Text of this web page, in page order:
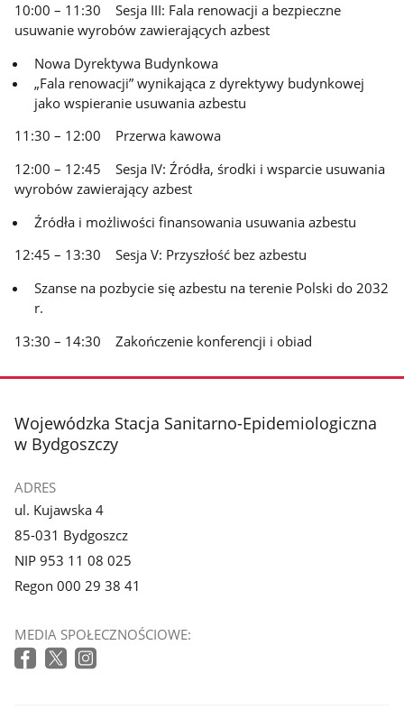
10:00 – 11:30 Sesja III: Fala renowacji a bezpieczne
usuwanie wyrobów zawierających azbest
Nowa Dyrektywa Budynkowa
„Fala renowacji” wynikająca z dyrektywy budynkowej
jako wspieranie usuwania azbestu
11:30 – 12:00 Przerwa kawowa
12:00 – 12:45 Sesja IV: Źródła, środki i wsparcie usuwania
wyrobów zawierający azbest
Źródła i możliwości finansowania usuwania azbestu
12:45 – 13:30 Sesja V: Przyszłość bez azbestu
Szanse na pozbycie się azbestu na terenie Polski do 2032
r.
13:30 – 14:30 Zakończenie konferencji i obiad
stopka
Wojewódzka Stacja Sanitarno-Epidemiologiczna
w Bydgoszczy
ADRES
ul. Kujawska 4
85-031 Bydgoszcz
NIP 953 11 08 025
Regon 000 29 38 41
MEDIA SPOŁECZNOŚCIOWE: